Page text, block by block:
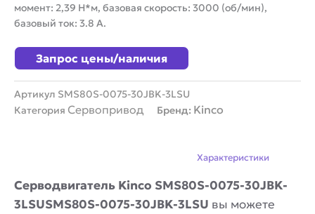
момент: 2,39 Н*м, базовая скорость: 3000 (об/мин),
базовый ток: 3.8 А.
Запрос цены/наличия
Артикул SMS80S-0075-30JBK-3LSU
Категория Сервопривод Бренд: Kinco
Характеристики
Серводвигатель Kinco SMS80S-0075-30JBK-
3LSUSMS80S-0075-30JBK-3LSU вы можете